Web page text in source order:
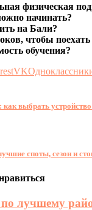
физическая
начинать?
на Бали?
чтобы поехать
обучения?
VK
как выбрать
споты, сезон и
лучшему